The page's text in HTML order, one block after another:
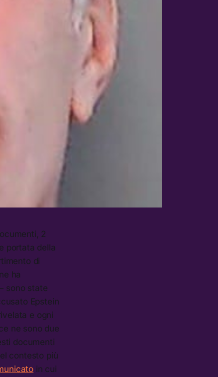
2
portata della
di
ha
sono state
Epstein
e ogni
ne sono due
documenti
contesto più
in cui